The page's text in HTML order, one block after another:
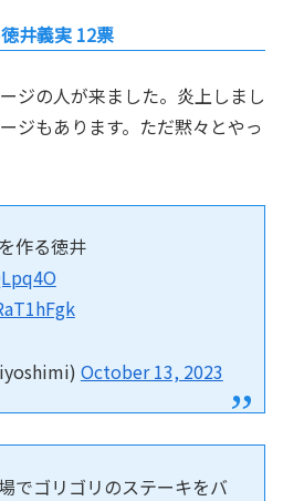
井義実 12票
ジの人が来ました。炎上しまし
ジもあります。ただ黙々とやっ
作る徳井
October 13, 2023
でゴリゴリのステーキをバ